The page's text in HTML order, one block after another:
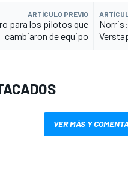
ARTÍCULO PREVIO
para los pilotos que
cambiaron de equipo
Norris:
VER MÁS Y